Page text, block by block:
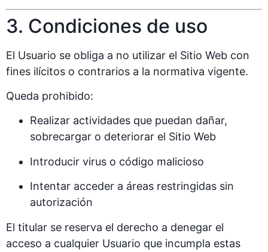
3. Condiciones de uso
El Usuario se obliga a no utilizar el Sitio Web con
fines ilícitos o contrarios a la normativa vigente.
Queda prohibido:
Realizar actividades que puedan dañar,
sobrecargar o deteriorar el Sitio Web
Introducir virus o código malicioso
Intentar acceder a áreas restringidas sin
autorización
El titular se reserva el derecho a denegar el
acceso a cualquier Usuario que incumpla estas